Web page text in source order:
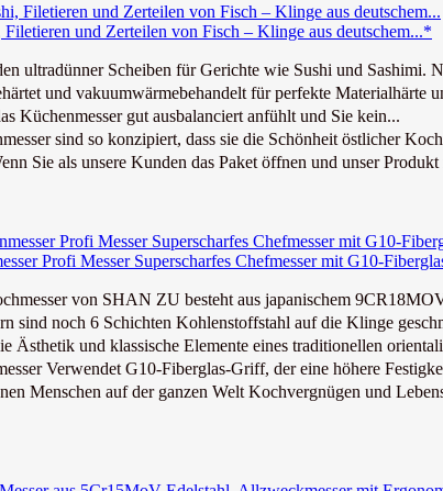
und Zerteilen von Fisch – Klinge aus deutschem...*
ultradünner Scheiben für Gerichte wie Sushi und Sashimi.
und vakuumwärmebehandelt für perfekte Materialhärte
Küchenmesser gut ausbalanciert anfühlt und Sie kein...
sind so konzipiert, dass sie die Schönheit östlicher
Sie als unsere Kunden das Paket öffnen und unser Produkt
Profi Messer Superscharfes Chefmesser mit G10-
von SHAN ZU besteht aus japanischem
sind noch 6 Schichten Kohlenstoffstahl auf die Klinge
Ästhetik und klassische Elemente eines traditionellen
Verwendet G10-Fiberglas-Griff, der eine höhere
Menschen auf der ganzen Welt Kochvergnügen und